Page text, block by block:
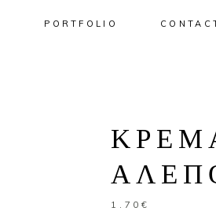
PORTFOLIO
1.70 €